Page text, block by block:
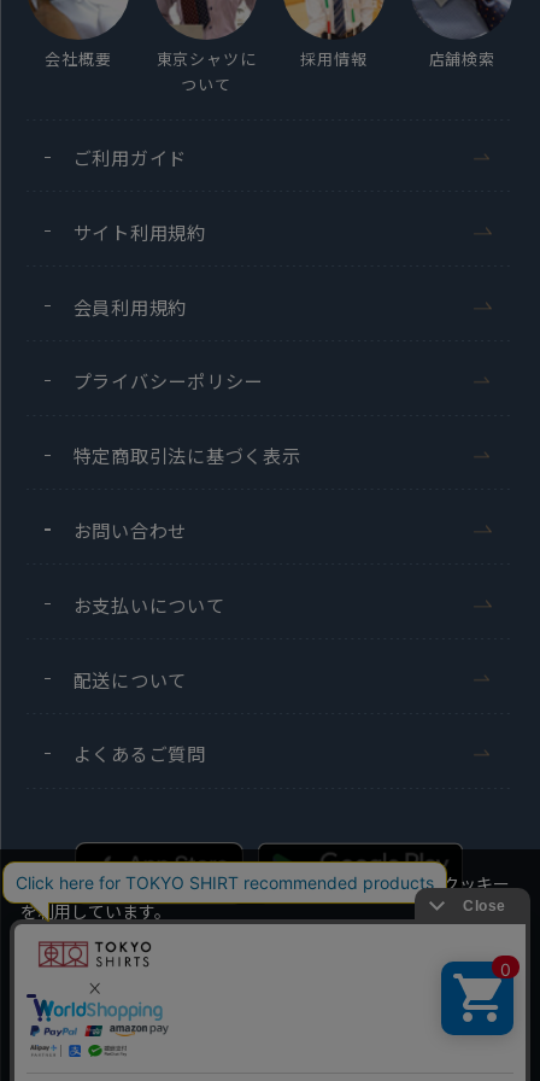
会社概要
東京シャツに
ついて
採用情報 店舗検索
ご利用ガイド
サイト利用規約
会員利用規約
プライバシーポリシー
特定商取引法に基づく表示
お問い合わせ
お支払いについて
配送について
よくあるご質問
Copyright TOKYO SHIRTS Co.,Ltd. All rights reserved.
当社のウェブサイトでは、お客様の利便性向上のためにクッキー
を利用しています。
本ウェブサイトをこのままご利用になる場合、クッキーの使用に
同意いただいたものとみなします。
クッキーを通じて収集する情報には、「お客様個人を特定できる
情報」は一切含まれておりません。詳細は
クッキーポリシーをご
確認ください。